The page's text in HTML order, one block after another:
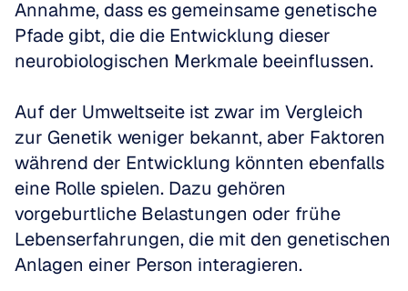
Annahme, dass es gemeinsame genetische
Pfade gibt, die die Entwicklung dieser
neurobiologischen Merkmale beeinflussen.
Auf der Umweltseite ist zwar im Vergleich
zur Genetik weniger bekannt, aber Faktoren
während der Entwicklung könnten ebenfalls
eine Rolle spielen. Dazu gehören
vorgeburtliche Belastungen oder frühe
Lebenserfahrungen, die mit den genetischen
Anlagen einer Person interagieren.